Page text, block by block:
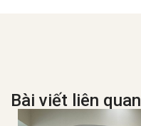
Bài viết liên quan